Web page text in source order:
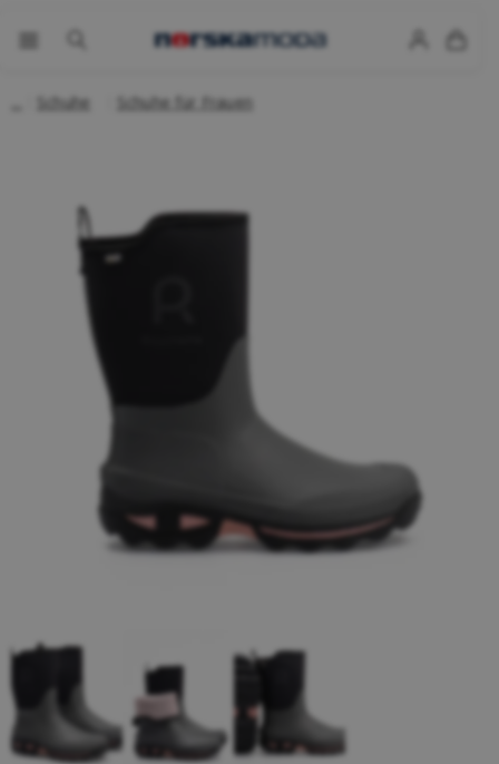
Schuhe Schuhe für Frauen